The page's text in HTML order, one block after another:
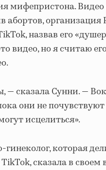
мифепристона.
организация
назвав его
видео, но я считаю
— сказала Сунни. —
они не почувствуют
исцелиться».
которая
сказала в своем